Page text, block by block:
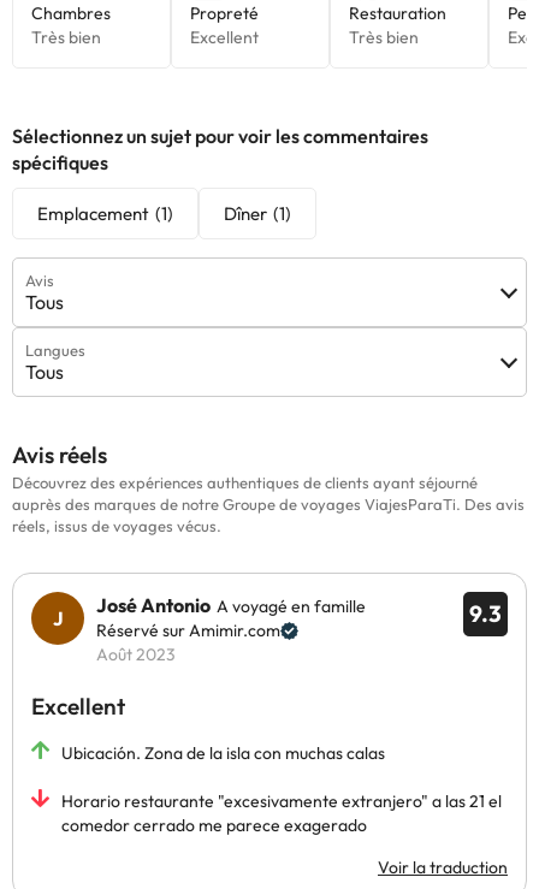
avez des questions, contactez-nous.
Sélectionnez un sujet pour voir les commentaires
spécifiques
Emplacement (1) Dîner (1)
Avis
Tous
Langues
Tous
Avis réels
Découvrez des expériences authentiques de clients ayant séjourné
auprès des marques de notre Groupe de voyages ViajesParaTi. Des avis
réels, issus de voyages vécus.
9.3
José Antonio A voyagé en famille
Réservé sur Amimir.com
Août 2023
Excellent
Ubicación. Zona de la isla con muchas calas
Horario restaurante "excesivamente extranjero" a las 21 el
comedor cerrado me parece exagerado
Voir la traduction